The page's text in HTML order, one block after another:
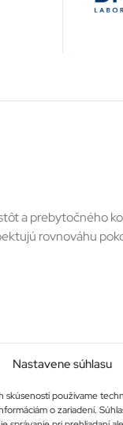
Nastavene súhlasu
skúseností používame
o zariadení.
a prebytočného
rovnováhu